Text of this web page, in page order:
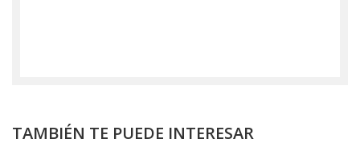
TAMBIÉN TE PUEDE INTERESAR